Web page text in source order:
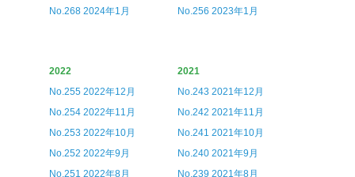
No.268 2024年1月
No.256 2023年1月
2022
No.255 2022年12月
No.254 2022年11月
No.253 2022年10月
No.252 2022年9月
No.251 2022年8月
2021
No.243 2021年12月
No.242 2021年11月
No.241 2021年10月
No.240 2021年9月
No.239 2021年8月